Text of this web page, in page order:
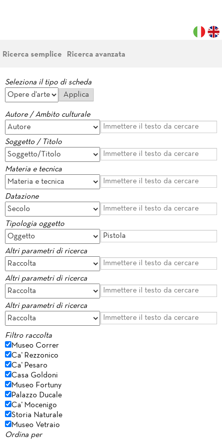
Ricerca semplice Ricerca avanzata
Seleziona il tipo di scheda
Autore / Ambito culturale
Soggetto / Titolo
Materia e tecnica
Datazione
Tipologia oggetto
Altri parametri di ricerca
Altri parametri di ricerca
Altri parametri di ricerca
Filtro raccolta
Museo Correr
Ca' Rezzonico
Ca' Pesaro
Casa Goldoni
Museo Fortuny
Palazzo Ducale
Ca' Mocenigo
Storia Naturale
Museo Vetraio
Ordina per